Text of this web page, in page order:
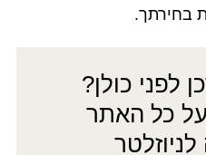
בחירתך.
לפני כולן?
כל האתר